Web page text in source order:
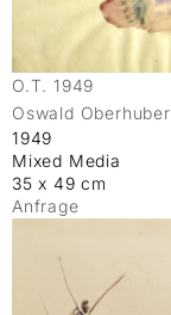
O.T. 1949
Oswald Oberhuber
1949
Mixed Media
35 x 49 cm
Anfrage